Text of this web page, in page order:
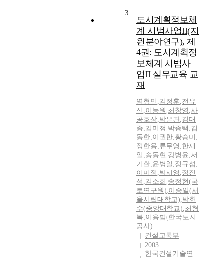
3
도시계획정보체
계 시범사업II(지
원분야연구), 제
4권: 도시계획정
보체계 시범사
업II 실무교육 교
재
염형민 ,김정훈,전유
신 ,이능원 ,최창영 ,사
공호상,박은관,김대
종,김미정 ,박종택 ,김
동한,이권한,황승미 ,
정한용,류무영 ,한재
일 ,송동현 ,강병윤,서
기환,윤병일 ,정규섭 ,
이미정 ,박시영 ,정진
석 ,김소희 ,송정현(국
토연구원),이승일(서
울시립대학교),박헌
수(중앙대학교),최형
복,이용범(한국토지
공사)
건설교통부
2003
한국건설기술연